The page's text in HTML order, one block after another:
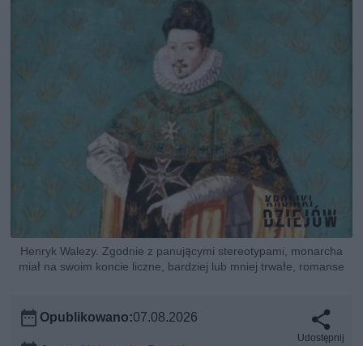
Henryk Walezy. Zgodnie z panującymi stereotypami, monarcha
miał na swoim koncie liczne, bardziej lub mniej trwałe, romanse
Opublikowano:07.08.2026
Udostępnij